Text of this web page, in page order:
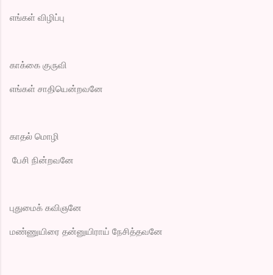
எங்கள் விழிப்பு
காக்கை குருவி
எங்கள் சாதியென்றவனே
காதல் மொழி
பேசி நின்றவனே
புதுமைக் கவிஞனே
மண்ணுயிரை தன்னுயிராய் நேசித்தவனே